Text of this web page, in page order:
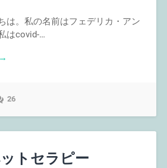
は。私の名前はフェデリカ・アン
はcovid-…
26
トセラピー